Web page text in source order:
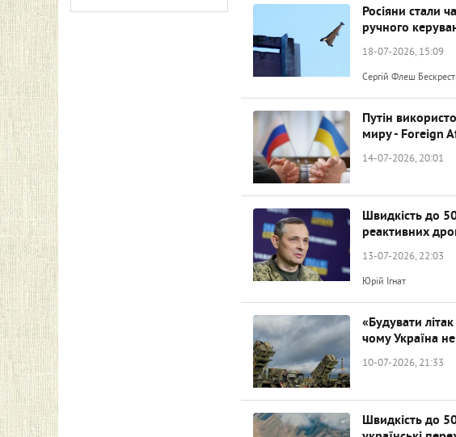
Росіяни стали
ручного
18-07-2026, 15:09
Сергій Флеш
Путін
миру - Foreign
14-07-2026, 20:01
Швидкість до
реактивних
13-07-2026, 22:03
Юрій Ігнат
«Будувати
чому Україна
10-07-2026, 21:33
Швидкість до